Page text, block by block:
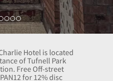
Hotel is located
of Tufnell Park
Free Off-street
for 12% disc